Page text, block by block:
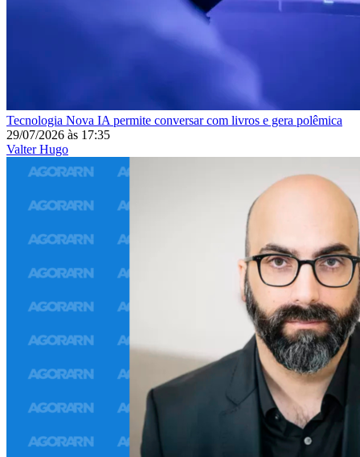
Tecnologia Nova IA permite conversar com livros e gera polêmica
29/07/2026 às 17:35
Valter Hugo